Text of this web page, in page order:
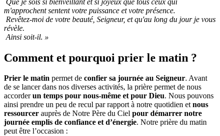
m'approchent sentent votre puissance et votre présence.
Revêtez-moi de votre beauté, Seigneur, et qu'au long du jour je vous
révèle.
Ainsi soit-il. »
Comment et pourquoi prier le matin ?
Prier le matin permet de confier sa journée au Seigneur. Avant
de se lancer dans nos diverses activités, la prière permet de nous
accorderun temps pour nous-même et pour Dieu. Nous pouvons
ainsi prendre un peu de recul par rapport à notre quotidien etnous
ressourcer auprès de Notre Père du Ciel pour démarrer notre
journée emplis de confiance et d’énergie. Notre prière du matin
peut être l’occasion :